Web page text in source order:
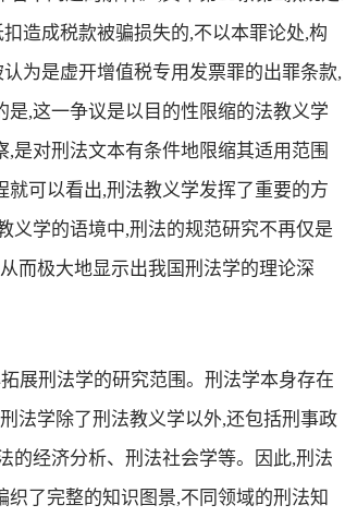
造成税款被骗损失的,不以本罪论处,构
为是虚开增值税专用发票罪的出罪条款,
,这一争议是以目的性限缩的法教义学
是对刑法文本有条件地限缩其适用范围
可以看出,刑法教义学发挥了重要的方
义学的语境中,刑法的规范研究不再仅是
而极大地显示出我国刑法学的理论深
刑法学的研究范围。刑法学本身存在
法学除了刑法教义学以外,还包括刑事政
的经济分析、刑法社会学等。因此,刑法
了完整的知识图景,不同领域的刑法知